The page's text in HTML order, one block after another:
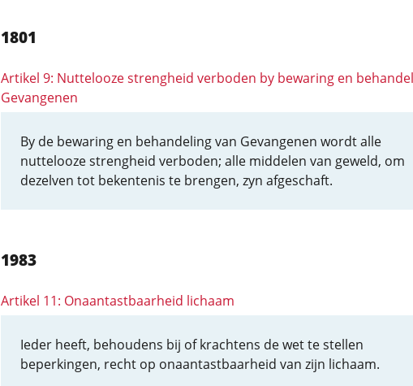
1801
Artikel 9: Nuttelooze strengheid verboden by bewaring en
Gevangenen
By de bewaring en behandeling van Gevangenen wordt alle
nuttelooze strengheid verboden; alle middelen van geweld, om
dezelven tot bekentenis te brengen, zyn afgeschaft.
1983
Artikel 11: Onaantastbaarheid lichaam
Ieder heeft, behoudens bij of krachtens de wet te stellen
beperkingen, recht op onaantastbaarheid van zijn lichaam.